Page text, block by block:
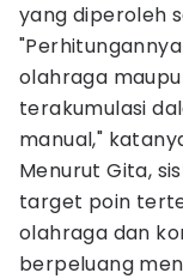
yang diperoleh
olahraga
terakumulasi
manual,"
Menurut Gita,
target poin
olahraga dan
berpeluang